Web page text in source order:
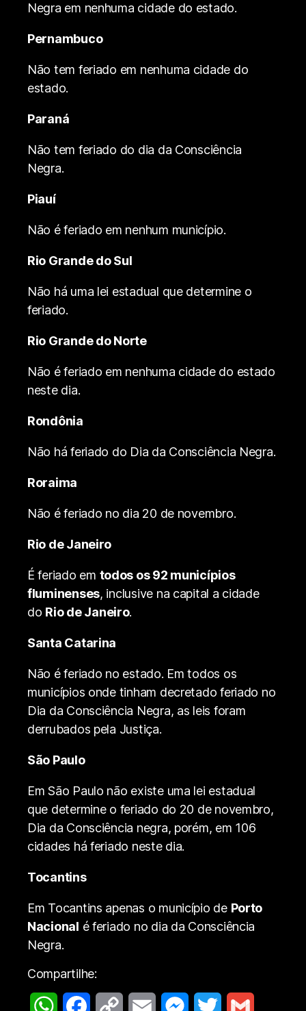
Negra em nenhuma cidade do estado.
Pernambuco
Não tem feriado em nenhuma cidade do
estado.
Paraná
Não tem feriado do dia da Consciência
Negra.
Piauí
Não é feriado em nenhum município.
Rio Grande do Sul
Não há uma lei estadual que determine o
feriado.
Rio Grande do Norte
Não é feriado em nenhuma cidade do estado
neste dia.
Rondônia
Não há feriado do Dia da Consciência Negra.
Roraima
Não é feriado no dia 20 de novembro.
Rio de Janeiro
É feriado em todos os 92 municípios
fluminenses, inclusive na capital a cidade
do Rio de Janeiro.
Santa Catarina
Não é feriado no estado. Em todos os
municípios onde tinham decretado feriado no
Dia da Consciência Negra, as leis foram
derrubados pela Justiça.
São Paulo
Em São Paulo não existe uma lei estadual
que determine o feriado do 20 de novembro,
Dia da Consciência negra, porém, em 106
cidades há feriado neste dia.
Tocantins
Em Tocantins apenas o município de Porto
Nacional é feriado no dia da Consciência
Negra.
Compartilhe: